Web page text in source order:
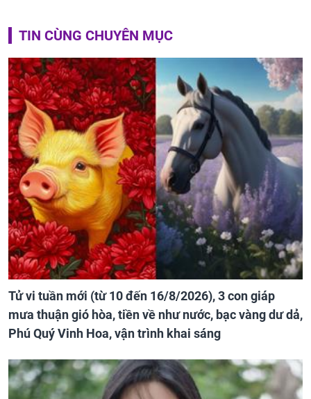
TIN CÙNG CHUYÊN MỤC
Tử vi tuần mới (từ 10 đến 16/8/2026), 3 con giáp
mưa thuận gió hòa, tiền về như nước, bạc vàng dư dả,
Phú Quý Vinh Hoa, vận trình khai sáng